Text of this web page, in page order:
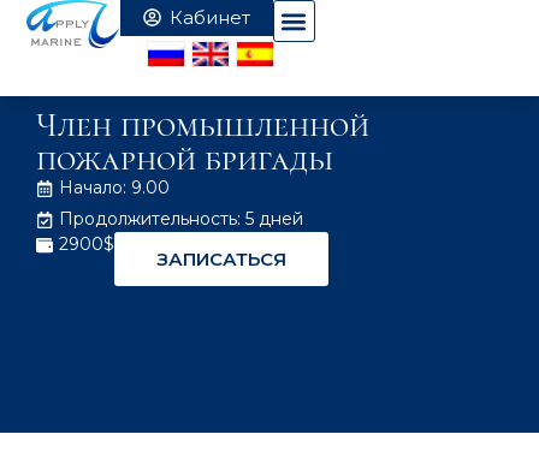
Член промышленной
пожарной бригады
Начало: 9.00
Продолжительность: 5 дней
2900$
ЗАПИСАТЬСЯ